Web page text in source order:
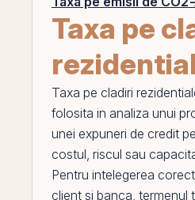
Taxa pe
Taxa pe cladiri
folosita in analiza unui
unei expuneri de credit
costul, riscul sau
Pentru intelegerea
client si banca, termenul